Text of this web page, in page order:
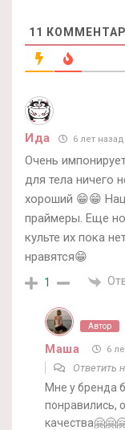
11
Ида 6 лет назад
Очень
для тела ничего
хороший 😁😁
праймеры. Еще
культе их пока
нравятся😁
1
Автор
Маша 6
Ответить
Мне у бренда
понравились,